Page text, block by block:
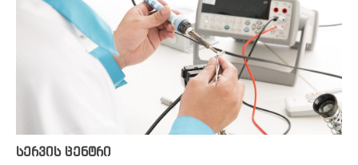
სერვისები
ჩვენ შესახებ
Yamaha-ს არტისტები
სერვის ცენტრი